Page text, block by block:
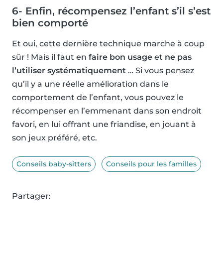
6- Enfin, récompensez l’enfant s’il s’est
bien comporté
Et oui, cette dernière technique marche à coup
sûr ! Mais il faut en faire bon usage et ne pas
l’utiliser systématiquement … Si vous pensez
qu’il y a une réelle amélioration dans le
comportement de l’enfant, vous pouvez le
récompenser en l’emmenant dans son endroit
favori, en lui offrant une friandise, en jouant à
son jeux préféré, etc.
Conseils baby-sitters Conseils pour les familles
Partager: